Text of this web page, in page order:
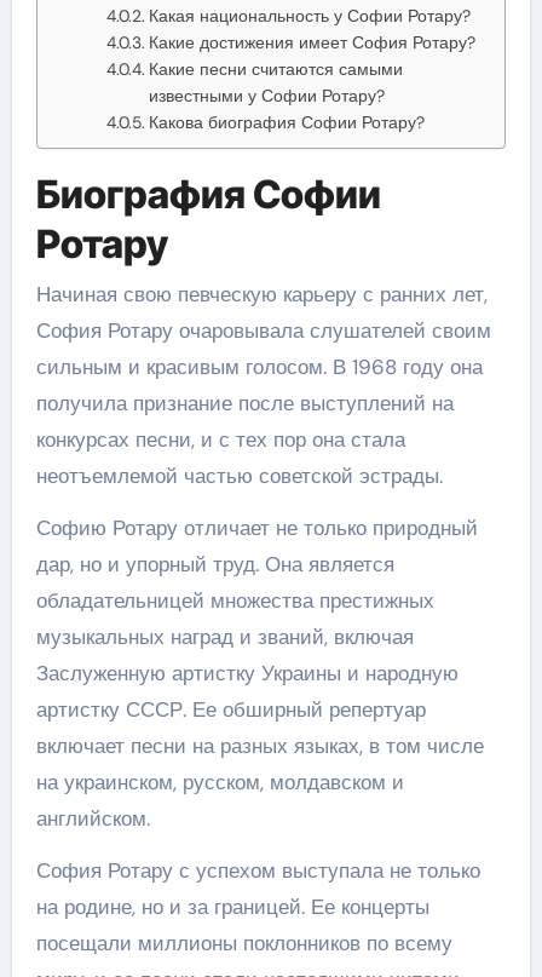
Какая национальность у Софии Ротару?
Какие достижения имеет София Ротару?
Какие песни считаются самыми
известными у Софии Ротару?
Какова биография Софии Ротару?
Биография Софии
Ротару
Начиная свою певческую карьеру с ранних лет,
София Ротару очаровывала слушателей своим
сильным и красивым голосом. В 1968 году она
получила признание после выступлений на
конкурсах песни, и с тех пор она стала
неотъемлемой частью советской эстрады.
Софию Ротару отличает не только природный
дар, но и упорный труд. Она является
обладательницей множества престижных
музыкальных наград и званий, включая
Заслуженную артистку Украины и народную
артистку СССР. Ее обширный репертуар
включает песни на разных языках, в том числе
на украинском, русском, молдавском и
английском.
София Ротару с успехом выступала не только
на родине, но и за границей. Ее концерты
посещали миллионы поклонников по всему